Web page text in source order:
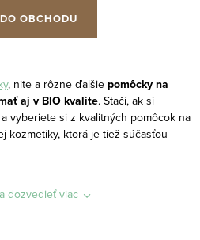
OBCHODU
, nite a rôzne ďalšie pomôcky na
aj v BIO kvalite. Stačí, ak si
vyberiete si z kvalitných pomôcok na
kozmetiky, ktorá je tiež súčasťou
dozvedieť viac